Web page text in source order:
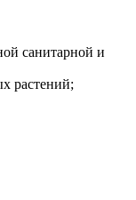
санитарной и
растений;